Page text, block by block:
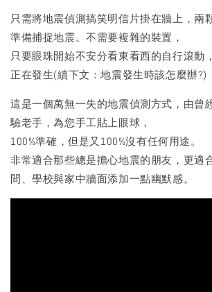
只需將地震偵測搞笑明信片掛在牆上，兩
準備捕捉地震。不需要複雜的裝置，
只要眼珠開始不安分看東看西的自行滾動
正在發生(續下文：地震發生時該怎麼辦?)
這是一個萬無一失的地震偵測方式，由曾
驗老手，為您手工貼上眼球，
100%準確，但是又100%沒有任何用途。
非常適合那些總是擔心地震的朋友，更適
間、學校與家中牆面添加一點幽默感。